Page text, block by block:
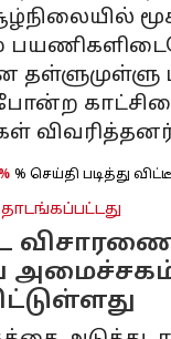
தள்ளுமுள்ளு
% செய்தி படித்து